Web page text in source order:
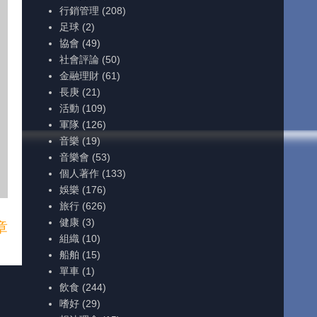
行銷管理 (208)
足球 (2)
協會 (49)
社會評論 (50)
金融理財 (61)
長庚 (21)
活動 (109)
軍隊 (126)
音樂 (19)
音樂會 (53)
個人著作 (133)
娛樂 (176)
旅行 (626)
健康 (3)
組織 (10)
船舶 (15)
單車 (1)
飲食 (244)
嗜好 (29)